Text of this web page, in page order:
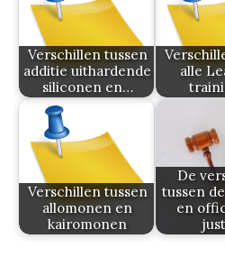
Verschillen tussen
additie uithardende
siliconen en…
alle
Verschillen tussen
allomonen en
kairomonen
De
tussen
en